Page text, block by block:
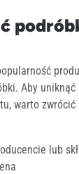
Aby uniknąć
warto zwrócić
lub